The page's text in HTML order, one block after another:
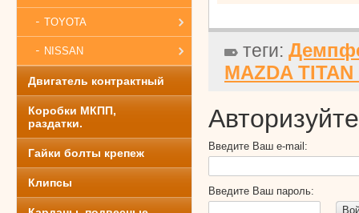
TOYOTA
NISSAN
Двигатель контрактный
Коробки МКПП,
раздатки.
Гайки болты крепеж
Клипсы
теги:
MAZDA
Введите Ваш e-mail:
Введите Ваш пароль: